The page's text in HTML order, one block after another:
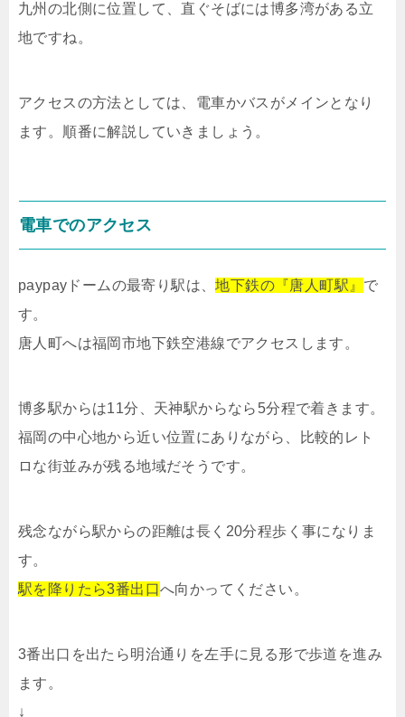
九州の北側に位置して、直ぐそばには博多湾がある立
地ですね。
アクセスの方法としては、電車かバスがメインとなり
ます。順番に解説していきましょう。
電車でのアクセス
paypayドームの最寄り駅は、地下鉄の『唐人町駅』 で
す。
唐人町へは福岡市地下鉄空港線でアクセスします。
博多駅からは11分、天神駅からなら5分程で着きます。
福岡の中心地から近い位置にありながら、比較的レト
ロな街並みが残る地域だそうです。
残念ながら駅からの距離は長く20分程歩く事になりま
す。
駅を降りたら3番出口へ向かってください。
3番出口を出たら明治通りを左手に見る形で歩道を進み
ます。
↓